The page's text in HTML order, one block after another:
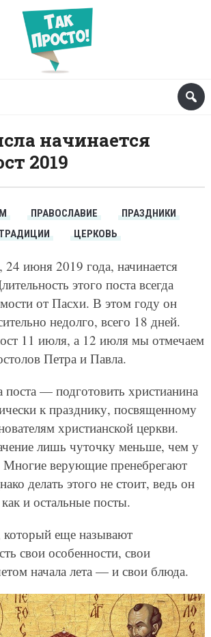
начинается
2019
ПРАВОСЛАВИЕ
ПРАЗДНИКИ
ЦЕРКОВЬ
24 июня 2019 года, начинается
этого поста всегда
от Пасхи. В этом году он
недолго, всего 18 дней.
11 июля, а 12 июля мы отмечаем
Петра и Павла.
поста — подготовить христианина
к празднику, посвященному
христианской церкви.
лишь чуточку меньше, чем у
Многие верующие пренебрегают
делать этого не стоит, ведь он
и остальные посты.
еще называют
свои особенности, свои
начала лета — и свои блюда.